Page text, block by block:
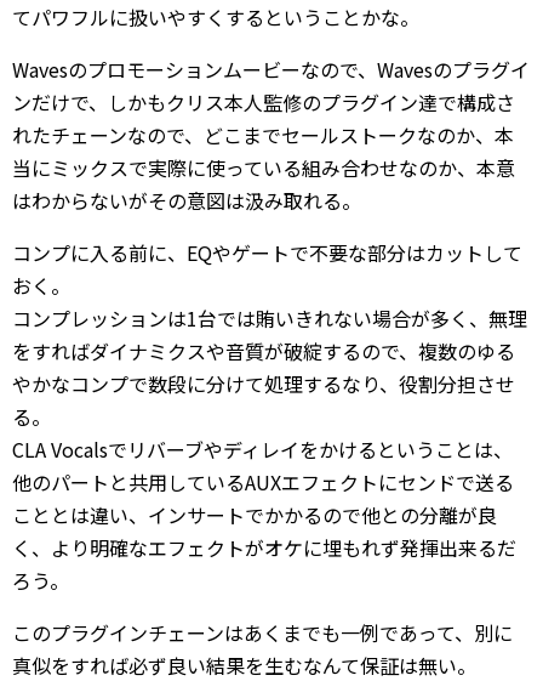
てパワフルに扱いやすくするということかな。
Wavesのプロモーションムービーなので、Wavesのプラグイ
ンだけで、しかもクリス本人監修のプラグイン達で構成さ
れたチェーンなので、どこまでセールストークなのか、本
当にミックスで実際に使っている組み合わせなのか、本意
はわからないがその意図は汲み取れる。
コンプに入る前に、EQやゲートで不要な部分はカットして
おく。
コンプレッションは1台では賄いきれない場合が多く、無理
をすればダイナミクスや音質が破綻するので、複数のゆる
やかなコンプで数段に分けて処理するなり、役割分担させ
る。
CLA Vocalsでリバーブやディレイをかけるということは、
他のパートと共用しているAUXエフェクトにセンドで送る
こととは違い、インサートでかかるので他との分離が良
く、より明確なエフェクトがオケに埋もれず発揮出来るだ
ろう。
このプラグインチェーンはあくまでも一例であって、別に
真似をすれば必ず良い結果を生むなんて保証は無い。